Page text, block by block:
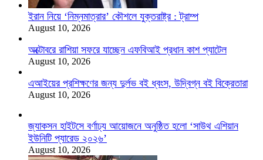
ইরান নিয়ে ‘নিম্নমাত্রার’ কৌশলে যুক্তরাষ্ট্র : ট্রাম্প
August 10, 2026
অক্টোবরে রাশিয়া সফরে যাচ্ছেন এফবিআই প্রধান কাশ প্যাটেল
August 10, 2026
এআইয়ের প্রশিক্ষণের জন্য দুর্লভ বই ধ্বংস, উদ্বিগ্ন বই বিক্রেতারা
August 10, 2026
জ্যাকসন হাইটসে বর্ণাঢ্য আয়োজনে অনুষ্ঠিত হলো ‘সাউথ এশিয়ান
ইউনিটি প্যারেড ২০২৬’
August 10, 2026